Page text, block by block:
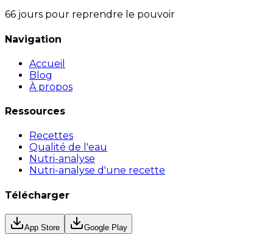
66 jours pour reprendre le pouvoir
Navigation
Accueil
Blog
À propos
Ressources
Recettes
Qualité de l'eau
Nutri-analyse
Nutri-analyse d'une recette
Télécharger
App Store Google Play